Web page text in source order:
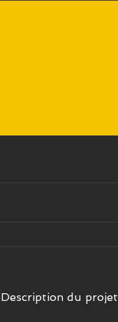
Description du projet